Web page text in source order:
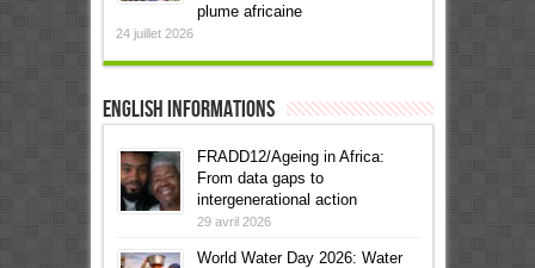
plume africaine
24 juillet 2026
English informations
FRADD12/Ageing in Africa:
From data gaps to
intergenerational action
29 avril 2026
World Water Day 2026: Water